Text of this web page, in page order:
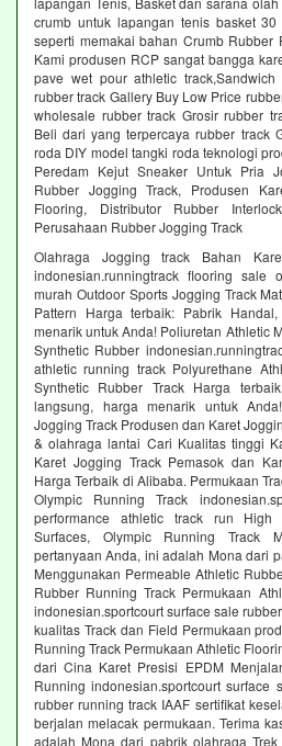
crumb untuk lapangan tenis basket
seperti memakai bahan Crumb Rubber
Kami produsen RCP sangat bangga
pave wet pour athletic
rubber track Gallery Buy Low Price
wholesale rubber track Grosir rubber
Beli dari yang terpercaya rubber track
roda DIY model tangki roda teknologi
Peredam Kejut Sneaker Untuk Pria
Rubber Jogging Track, Produsen
Flooring, Distributor Rubber
Perusahaan Rubber Jogging Track
Olahraga Jogging track Bahan
indonesian.runningtrack flooring sale
murah Outdoor Sports Jogging Track
Pattern Harga terbaik: Pabrik
menarik untuk Anda! Poliuretan Athletic
Synthetic Rubber
athletic running track Polyurethane
Synthetic Rubber Track Harga
langsung, harga menarik untuk
Jogging Track Produsen dan Karet
& olahraga lantai Cari Kualitas tinggi
Karet Jogging Track Pemasok dan
Harga Terbaik di Alibaba. Permukaan
Olympic Running Track
performance athletic track run High
Surfaces, Olympic Running Track
pertanyaan Anda, ini adalah Mona dari
Menggunakan Permeable Athletic
Rubber Running Track Permukaan
indonesian.sportcourt surface sale
kualitas Track dan Field Permukaan
Running Track Permukaan Athletic
dari Cina Karet Presisi EPDM
Running indonesian.sportcourt surface
rubber running track IAAF sertifikat
berjalan melacak permukaan. Terima
adalah Mona dari pabrik olahraga